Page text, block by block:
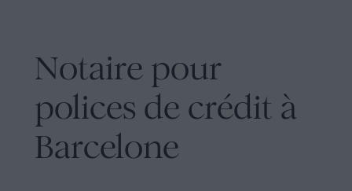
Notaire pour
polices de crédit à
Barcelone